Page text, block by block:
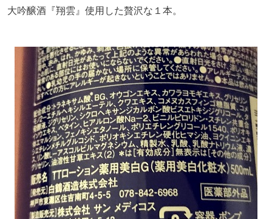
大吟醸酒『翔雲』使用した贅沢な１本。